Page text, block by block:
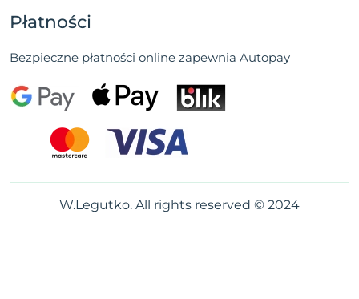
Płatności
Bezpieczne płatności online zapewnia Autopay
W.Legutko. All rights reserved © 2024